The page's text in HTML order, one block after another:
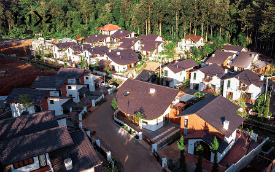
Nhảy đến nội dung
EN / VI